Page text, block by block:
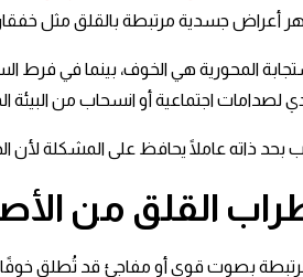
أعراض جسدية مرتبطة بالقلق مثل خفقان
المحورية هي الخوف، بينما في
اجتماعية أو انسحاب من البيئة
بحد ذاته عاملًا يحافظ على المشكلة لأن
القلق من
بصوت قوي أو مفاجئ قد تُطلق خوفًا